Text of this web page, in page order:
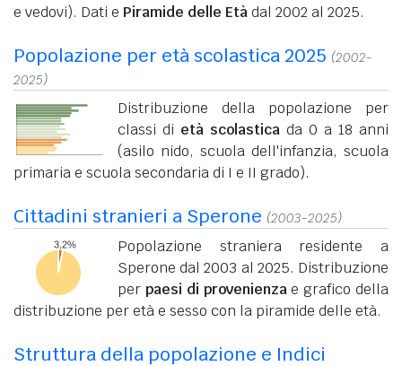
e vedovi). Dati e Piramide delle Etàdal 2002 al 2025.
Popolazione per età scolastica 2025 (2002-
2025)
Distribuzione della popolazione per
classi di età scolastica da 0 a 18 anni
(asilo nido, scuola dell'infanzia, scuola
primaria e scuola secondaria di I e II grado).
Cittadini stranieri a Sperone (2003-2025)
Popolazione straniera residente a
Sperone dal 2003 al 2025. Distribuzione
per paesi di provenienzae grafico della
distribuzione per età e sesso con la piramide delle età.
Struttura della popolazione e Indici